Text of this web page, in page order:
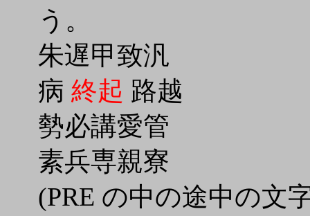
う。
朱遅甲致汎
病 終起 路越
勢必講愛管
素兵専親寮
(PRE の中の途中の文